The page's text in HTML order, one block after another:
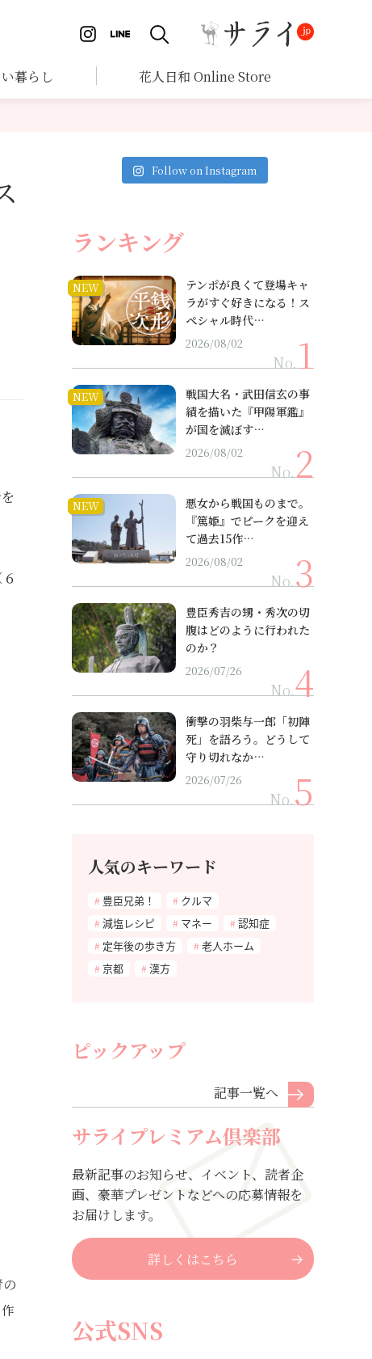
暮らし 花人日和 Online Store
Follow on Instagram
ランキング
NEW
テンポが良くて登場キャ
ラがすぐ好きになる！ス
ペシャル時代…
2026/08/02
No.
NEW
戦国大名・武田信玄の事
績を描いた『甲陽軍鑑』
が国を滅ぼす…
2026/08/02
No.
NEW
悪女から戦国ものまで。
『篤姫』でピークを迎え
て過去15作…
2026/08/02
No.
豊臣秀吉の甥・秀次の切
腹はどのように行われた
のか？
2026/07/26
No.
衝撃の羽柴与一郎「初陣
死」を語ろう。どうして
守り切れなか…
2026/07/26
No.
人気のキーワード
豊臣兄弟！
クルマ
減塩レシピ
マネー
認知症
定年後の歩き方
老人ホーム
京都
漢方
ピックアップ
記事一覧へ
サライプレミアム倶楽部
最新記事のお知らせ、イベント、読者企
画、豪華プレゼントなどへの応募情報を
お届けします。
詳しくはこちら
公式SNS